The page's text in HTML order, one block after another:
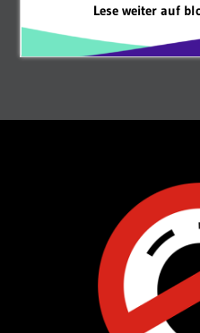
Lese weiter auf